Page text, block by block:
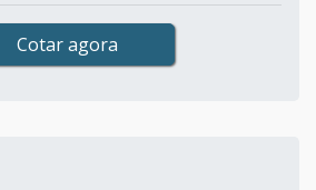
Cotar agora